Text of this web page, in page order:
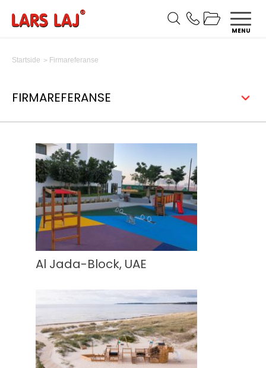
MENU
Startside Firmareferanse
FIRMAREFERANSE
Al Jada-Block, UAE